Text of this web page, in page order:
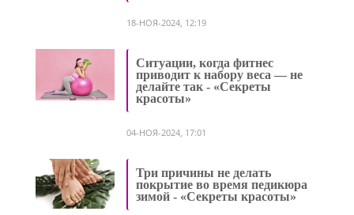
18-НОЯ-2024, 12:19
Ситуации, когда фитнес
приводит к набору веса — не
делайте так - «Секреты
красоты»
04-НОЯ-2024, 17:01
Три причины не делать
покрытие во время педикюра
зимой - «Секреты красоты»